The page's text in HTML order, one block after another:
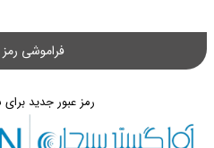
فراموشی رمز
رمز عبور جدید